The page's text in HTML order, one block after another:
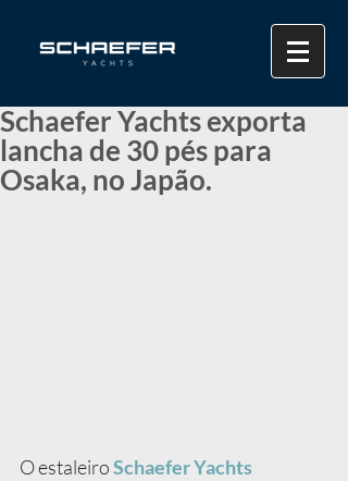
Schaefer Yachts exporta
lancha de 30 pés para
Osaka, no Japão.
O estaleiro Schaefer Yachts